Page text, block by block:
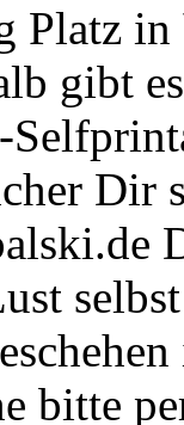
Platz in
gibt
Dir
bitte